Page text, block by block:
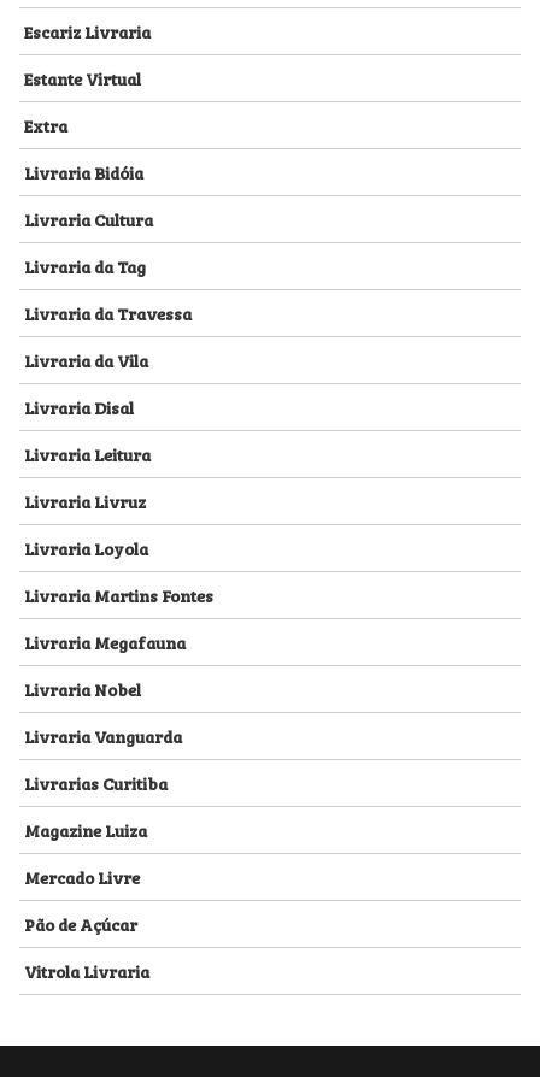
Escariz Livraria
Estante Virtual
Extra
Livraria Bidóia
Livraria Cultura
Livraria da Tag
Livraria da Travessa
Livraria da Vila
Livraria Disal
Livraria Leitura
Livraria Livruz
Livraria Loyola
Livraria Martins Fontes
Livraria Megafauna
Livraria Nobel
Livraria Vanguarda
Livrarias Curitiba
Magazine Luiza
Mercado Livre
Pão de Açúcar
Vitrola Livraria